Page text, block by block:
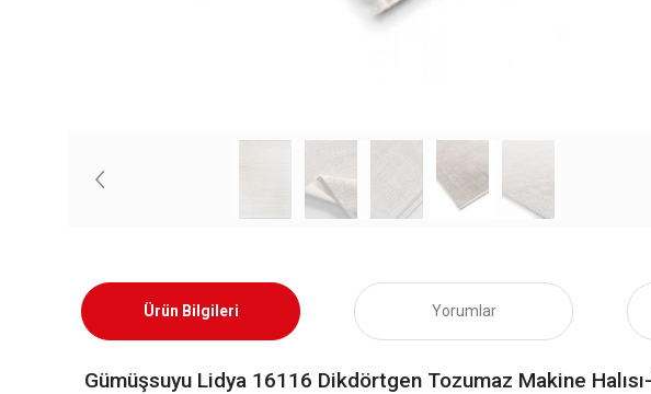
Ürün Bilgileri Yorumlar
Gümüşsuyu Lidya 16116 Dikdörtgen Tozumaz Makine